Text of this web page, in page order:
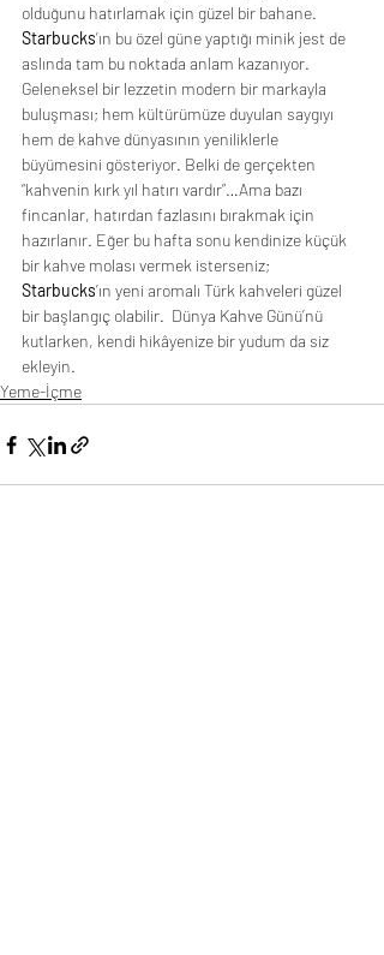
olduğunu hatırlamak için güzel bir bahane.
Starbucks’ın bu özel güne yaptığı minik jest de
aslında tam bu noktada anlam kazanıyor.
Geleneksel bir lezzetin modern bir markayla
buluşması; hem kültürümüze duyulan saygıyı
hem de kahve dünyasının yeniliklerle
büyümesini gösteriyor. Belki de gerçekten
“kahvenin kırk yıl hatırı vardır”…Ama bazı
fincanlar, hatırdan fazlasını bırakmak için
hazırlanır. Eğer bu hafta sonu kendinize küçük
bir kahve molası vermek isterseniz;
Starbucks’ın yeni aromalı Türk kahveleri güzel
bir başlangıç olabilir.  Dünya Kahve Günü’nü
kutlarken, kendi hikâyenize bir yudum da siz
ekleyin.
Yeme-İçme